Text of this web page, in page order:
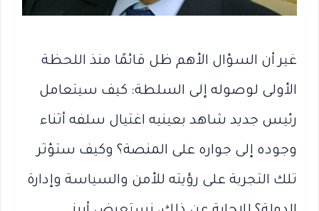
غير أن السؤال الأهم ظل قائمًا منذ اللحظة
الأولى لوصوله إلى السلطة: كيف سيتعامل
رئيس جديد شاهد بعينيه اغتيال سلفه أثناء
وجوده إلى جواره على المنصة؟ وكيف ستؤثر
تلك التجربة على رؤيته للأمن والسياسة وإدارة